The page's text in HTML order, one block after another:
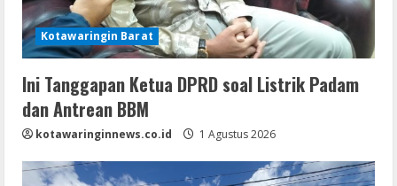
Kotawaringin Barat
Ini Tanggapan Ketua DPRD soal Listrik Padam
dan Antrean BBM
kotawaringinnews.co.id 1 Agustus 2026